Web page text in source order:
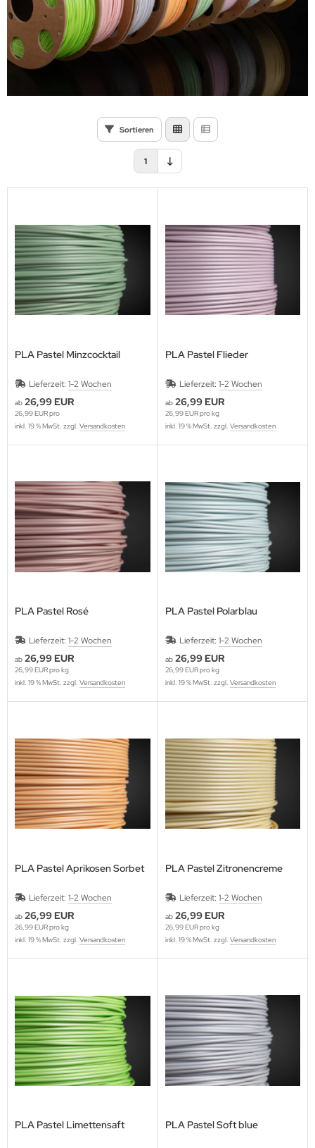
Sortieren
1
PLA Pastel Minzcocktail
Lieferzeit: 1-2 Wochen
ab 26,99 EUR
26,99 EUR pro
inkl. 19 % MwSt. zzgl. Versandkosten
PLA Pastel Flieder
Lieferzeit: 1-2 Wochen
ab 26,99 EUR
26,99 EUR pro kg
inkl. 19 % MwSt. zzgl. Versandkosten
PLA Pastel Rosé
Lieferzeit: 1-2 Wochen
ab 26,99 EUR
26,99 EUR pro kg
inkl. 19 % MwSt. zzgl. Versandkosten
PLA Pastel Polarblau
Lieferzeit: 1-2 Wochen
ab 26,99 EUR
26,99 EUR pro kg
inkl. 19 % MwSt. zzgl. Versandkosten
PLA Pastel Aprikosen Sorbet
Lieferzeit: 1-2 Wochen
ab 26,99 EUR
26,99 EUR pro kg
inkl. 19 % MwSt. zzgl. Versandkosten
PLA Pastel Zitronencreme
Lieferzeit: 1-2 Wochen
ab 26,99 EUR
26,99 EUR pro kg
inkl. 19 % MwSt. zzgl. Versandkosten
PLA Pastel Limettensaft PLA Pastel Soft blue